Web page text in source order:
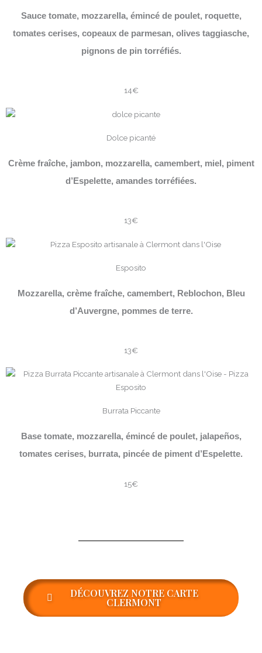
Sauce tomate, mozzarella, émincé de poulet, roquette,
tomates cerises, copeaux de parmesan, olives taggiasche,
pignons de pin torréfiés.
14€
Dolce picanté
Crème fraîche, jambon, mozzarella, camembert, miel, piment
d’Espelette, amandes torréfiées.
13€
Esposito
Mozzarella, crème fraîche, camembert, Reblochon, Bleu
d’Auvergne, pommes de terre.
13€
Burrata Piccante
Base tomate, mozzarella, émincé de poulet, jalapeños,
tomates cerises, burrata, pincée de piment d’Espelette.
15€
DÉCOUVREZ NOTRE CARTE
CLERMONT